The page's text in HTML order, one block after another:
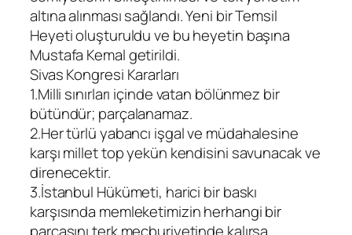
altına alınması sağlandı. Yeni bir Temsil
Heyeti oluşturuldu ve bu heyetin başına
Mustafa Kemal getirildi.
Sivas Kongresi Kararları
1.Milli sınırları içinde vatan bölünmez bir
bütündür; parçalanamaz.
2.Her türlü yabancı işgal ve müdahalesine
karşı millet top yekün kendisini savunacak ve
direnecektir.
3.İstanbul Hükümeti, harici bir baskı
karşısında memleketimizin herhangi bir
parçasını terk mecburiyetinde kalırsa,